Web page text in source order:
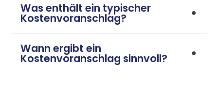
Was enthält ein typischer
Kostenvoranschlag?
Wann ergibt ein
Kostenvoranschlag sinnvoll?